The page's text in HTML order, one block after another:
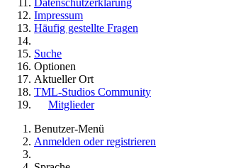
Impressum
Häufig gestellte Fragen
Suche
Optionen
Aktueller Ort
TML-Studios Community
Mitglieder
Benutzer-Menü
Anmelden oder registrieren